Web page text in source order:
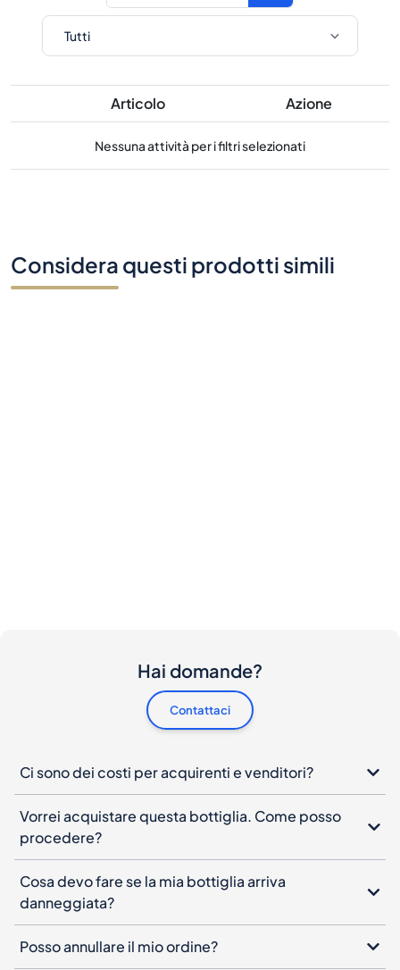
Articolo Azione
Nessuna attività per i filtri selezionati
Considera questi prodotti simili
Hai domande?
Contattaci
Ci sono dei costi per acquirenti e venditori?
Vorrei acquistare questa bottiglia. Come posso
procedere?
Cosa devo fare se la mia bottiglia arriva
danneggiata?
Posso annullare il mio ordine?